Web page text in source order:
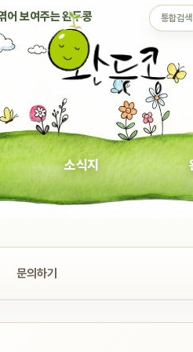
어 보여주는 완두콩 통합검색
소식지
문의하기